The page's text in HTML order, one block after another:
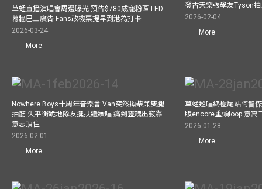
草蜢直播演唱會周邊曝光 預告$780成寵粉區 LED
幕牆巴士廣告 Fans改機票提早到港為打卡
2026-03-24
More
發古天樂張學友Tyson
2026-02-04
More
Nowhere Boys十周年音樂會 Van突然拗柴兼雙腿
抽筋 失平衡跪地隊友攙扶繼續唱 痛到靈魂出竅靠
意志頂住
2026-02-01
More
草蜢巡唱終極尾站阿智
版encore重頭loop 意寓
2026-01-28
More